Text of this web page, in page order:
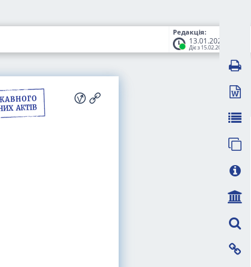
Редакція:
13.01.2026
Діє з 15.02.2026